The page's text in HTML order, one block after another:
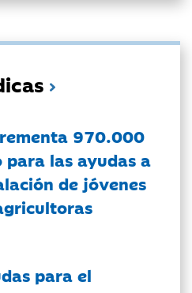
970.000
las ayudas a
de jóvenes
para el